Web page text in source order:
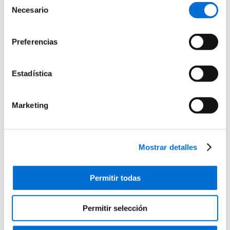
información sobre las cookies puede consultar la
Necesario
Preferencias
Estadística
Marketing
Mostrar detalles
Permitir todas
Permitir selección
Bolsa de trabajo
Presentación del centro
Descubrir el olor gracias a las charlas «Vive Els Juliols»
Share in Whatsapp
Share in Facebook